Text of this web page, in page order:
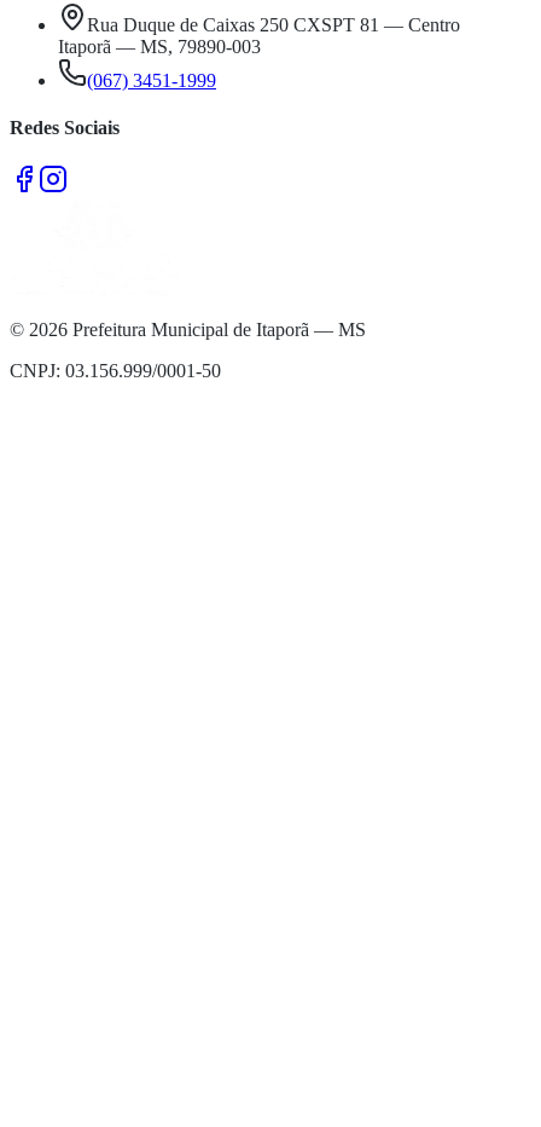
Rua Duque de Caixas 250 CXSPT 81 — Centro
Itaporã — MS, 79890-003
(067) 3451-1999
Redes Sociais
© 2026 Prefeitura Municipal de Itaporã — MS
CNPJ: 03.156.999/0001-50